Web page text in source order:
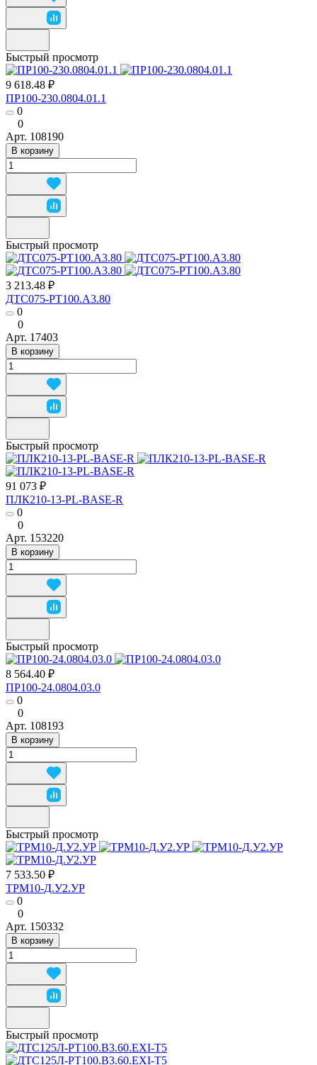
Быстрый просмотр
9 618.48 ₽
ПР100-230.0804.01.1
0
0
Арт. 108190
В корзину
Быстрый просмотр
3 213.48 ₽
ДТС075-РТ100.А3.80
0
0
Арт. 17403
В корзину
Быстрый просмотр
91 073 ₽
ПЛК210-13-PL-BASE-R
0
0
Арт. 153220
В корзину
Быстрый просмотр
8 564.40 ₽
ПР100-24.0804.03.0
0
0
Арт. 108193
В корзину
Быстрый просмотр
7 533.50 ₽
ТРМ10-Д.У2.УР
0
0
Арт. 150332
В корзину
Быстрый просмотр